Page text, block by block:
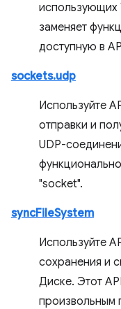
использующих
заменяет
доступную в
sockets.udp
Используйте
отправки и
UDP-
"socket".
syncFileSystem
Используйте
сохранения и
Диске. Этот
произвольным